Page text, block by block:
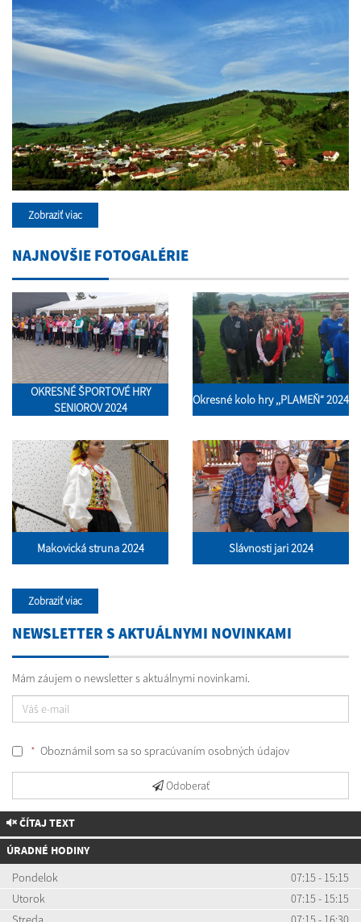
Zobraziť viac
NAJNOVŠIE FOTOGALÉRIE
OKRESNÉ ŠPORTOVÉ HRY
SENIOROV 2024
Okresné kolo hry ,,PLAMEŇ“ 2024
Makovická struna 2024 Slávnosti jari 2024
Zobraziť viac
NEWSLETTER S AKTUÁLNYMI NOVINKAMI
Mám záujem o newsletter s aktuálnymi novinkami.
* Oboznámil som sa so spracúvaním osobných údajov
Odoberať
ČÍTAJ TEXT
ÚRADNÉ HODINY
Pondelok
07:15 - 15:15
Utorok
07:15 - 15:15